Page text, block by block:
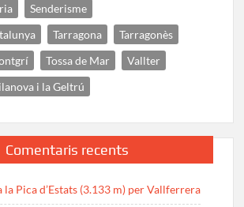
Senderisme
Tarragona
Tarragonès
Tossa de Mar
Vallter
i la Geltrú
Comentaris recents
la Pica d’Estats (3.133 m) per Vallferrera